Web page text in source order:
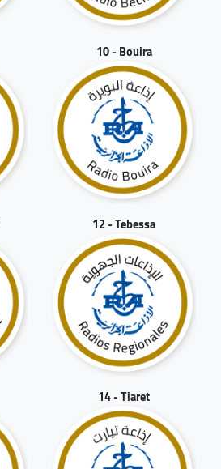
10 - Bouira
12 - Tebessa
14 - Tiaret